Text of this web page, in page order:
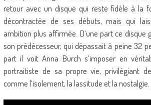
retour avec un disque qui reste fidèle à la
décontractée de ses débuts, mais qui
ambition plus affirmée. D’une part ce disque
son prédécesseur, qui dépassait à peine 32
part il voit Anna Burch s’imposer en
portraitiste de sa propre vie, privilégiant
comme l’isolement, la lassitude et la nostalgie.